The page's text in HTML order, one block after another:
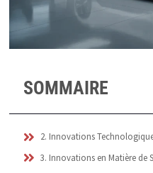
SOMMAIRE
2. Innovations
3. Innovations en Matière de